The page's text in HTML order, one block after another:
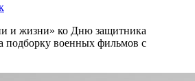
и жизни» ко Дню защитника
подборку военных фильмов с